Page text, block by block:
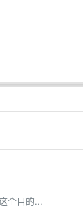
个目的...